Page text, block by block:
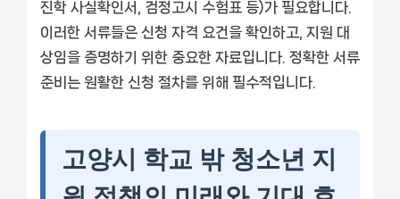
진학 사실확인서, 검정고시 수험표 등)가 필요합니다.
이러한 서류들은 신청 자격 요건을 확인하고, 지원 대
상임을 증명하기 위한 중요한 자료입니다. 정확한 서류
준비는 원활한 신청 절차를 위해 필수적입니다.
고양시 학교 밖 청소년 지